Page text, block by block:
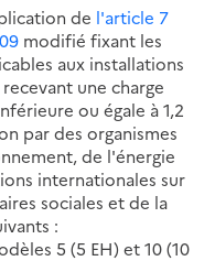
de l'article 7
modifié fixant les
aux installations
une charge
ou égale à 1,2
par des organismes
de l'énergie
internationales sur
sociales et de la
:
5 (5 EH) et 10 (10